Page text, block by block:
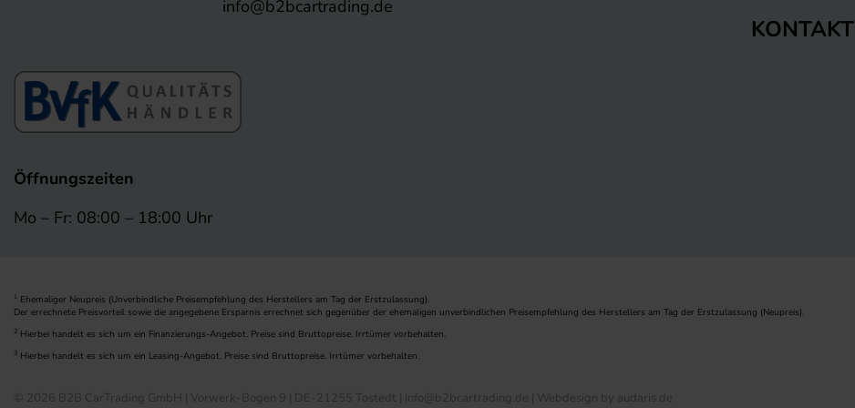
info@b2bcartrading.de
Öffnungszeiten
Mo – Fr: 08:00 – 18:00 Uhr
KONTAKT
1
Ehemaliger Neupreis (Unverbindliche Preisempfehlung des Herstellers am Tag der Erstzulassung).
Der errechnete Preisvorteil sowie die angegebene Ersparnis errechnet sich gegenüber der ehemaligen unverbindlichen Preisempfehlung des Herstellers am Tag der Erstzulassung (Neupreis).
2 Hierbei handelt es sich um ein Finanzierungs-Angebot. Preise sind Bruttopreise. Irrtümer vorbehalten.
3 Hierbei handelt es sich um ein Leasing-Angebot. Preise sind Bruttopreise. Irrtümer vorbehalten.
© 2026 B2B CarTrading GmbH | Vorwerk-Bogen 9 | DE-21255 Tostedt | info@b2bcartrading.de | Webdesign by audaris.de